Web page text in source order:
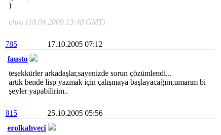
)
ehya (18.04.2009 13:48 GMT)
785
17.10.2005 07:12
fausto
teşekkürler arkadaşlar,sayenizde sorun çözümlendi...
artık bende lisp yazmak için çalışmaya başlayacağım,umarım bi
şeyler yapabilirim..
815
25.10.2005 05:56
erolkahveci